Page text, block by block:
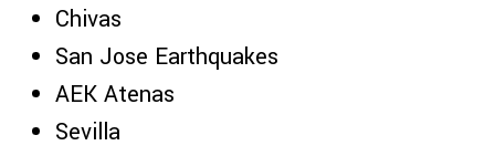
Chivas
San Jose Earthquakes
AEK Atenas
Sevilla